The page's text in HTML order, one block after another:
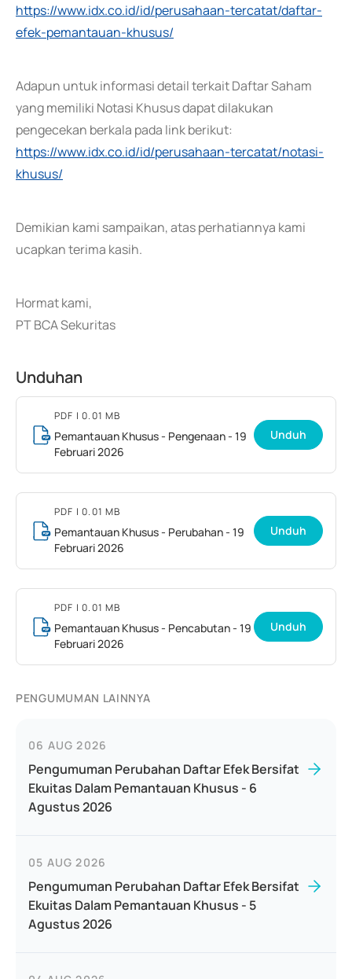
https://www.idx.co.id/id/perusahaan-tercatat/daftar-
efek-pemantauan-khusus/
Adapun untuk informasi detail terkait Daftar Saham
yang memiliki Notasi Khusus dapat dilakukan
pengecekan berkala pada link berikut:
https://www.idx.co.id/id/perusahaan-tercatat/notasi-
khusus/
Demikian kami sampaikan, atas perhatiannya kami
ucapkan terima kasih.
Hormat kami,
PT BCA Sekuritas
Unduhan
PDF | 0.01 MB
Pemantauan Khusus - Pengenaan - 19
Februari 2026
Unduh
PDF | 0.01 MB
Pemantauan Khusus - Perubahan - 19
Februari 2026
Unduh
PDF | 0.01 MB
Pemantauan Khusus - Pencabutan - 19
Februari 2026
Unduh
PENGUMUMAN LAINNYA
06 AUG 2026
Pengumuman Perubahan Daftar Efek Bersifat
Ekuitas Dalam Pemantauan Khusus - 6
Agustus 2026
05 AUG 2026
Pengumuman Perubahan Daftar Efek Bersifat
Ekuitas Dalam Pemantauan Khusus - 5
Agustus 2026